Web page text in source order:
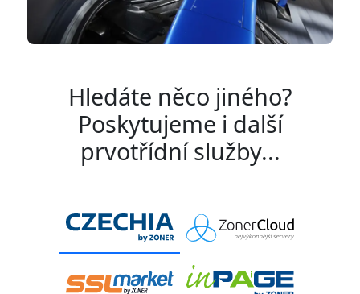
Hledáte něco jiného?
Poskytujeme i další
prvotřídní služby...